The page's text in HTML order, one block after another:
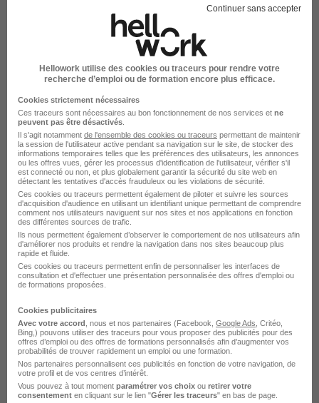
Recherches similaires
Emploi Maçon VRD
Emploi BTP
Emploi La Souterraine
Emploi Aubusson
Emploi Bourganeuf
Emploi Évaux-les-Bains
Emploi Auzances
Emploi Dun-le-Palestel
Voir plus
Accueil Emploi Emploi Guéret
Emploi BTP Guéret
Emploi Maçon VRD Guéret
Maçon VRD H/F
Continuer sans accepter
Hellowork utilise des cookies ou traceurs pour rendre votre
recherche d’emploi ou de formation encore plus efficace.
Cookies strictement nécessaires
Ces traceurs sont nécessaires au bon fonctionnement de nos services et ne
peuvent pas être désactivés
Il s'agit notamment de l'ensemble des cookies ou traceurs permettant de maintenir
la session de l'utilisateur active pendant sa navigation sur le site, de stocker des
informations temporaires telles que les préférences des utilisateurs, les annonces
ou les offres vues, gérer les processus d'identification de l'utilisateur, vérifier s'il
est connecté ou non, et plus globalement garantir la sécurité du site web en
détectant les tentatives d'accès frauduleux ou les violations de sécurité.
Ces cookies ou traceurs permettent également de piloter et suivre les sources
d'acquisition d'audience en utilisant un identifiant unique permettant de comprendre
comment nos utilisateurs naviguent sur nos sites et nos applications en fonction
des différentes sources de trafic.
Ils nous permettent également d’observer le comportement de nos utilisateurs afin
d'améliorer nos produits et rendre la navigation dans nos sites beaucoup plus
rapide et fluide.
Ces cookies ou traceurs permettent enfin de personnaliser les interfaces de
consultation et d'effectuer une présentation personnalisée des offres d'emploi ou
de formations proposées.
Cookies publicitaires
Avec votre accord , nous et nos partenaires (Facebook, Google Ads , Critéo,
Bing,) pouvons utiliser des traceurs pour vous proposer des publicités pour des
offres d’emploi ou des offres de formations personnalisés afin d’augmenter vos
probabilités de trouver rapidement un emploi ou une formation.
Nos partenaires personnalisent ces publicités en fonction de votre navigation, de
votre profil et de vos centres d’intérêt.
Vous pouvez à tout moment paramétrer vos choix ou retirer votre
consentement en cliquant sur le lien "Gérer les traceurs" en bas de page.